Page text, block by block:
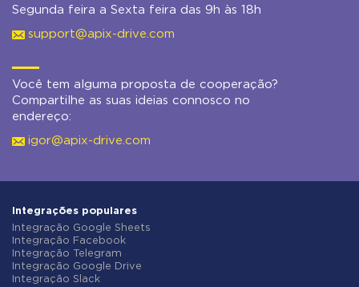
Segunda feira a Sexta feira das 9h às 18h
support@apix-drive.com
Você tem alguma proposta de cooperação?
Compartilhe as suas ideias connosco no
endereço:
igor@apix-drive.com
Integrações populares
Integração Google Sheets
Integração Facebook
Integração Telegram
Integração Google Drive
Integração Slack